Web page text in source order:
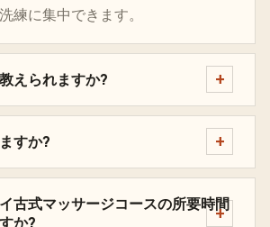
練に集中できます。
えられますか?
すか?
古式マッサージコースの所要時間
か?